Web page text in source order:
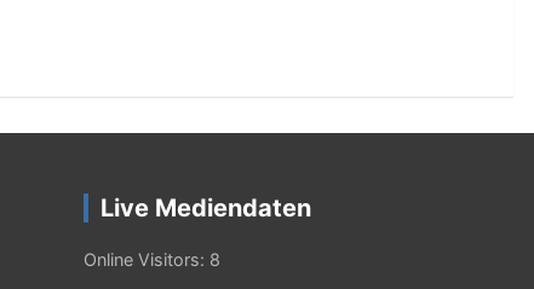
Live Mediendaten
Online Visitors: 8